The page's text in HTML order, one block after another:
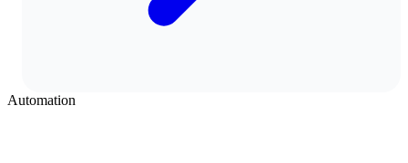
Automation